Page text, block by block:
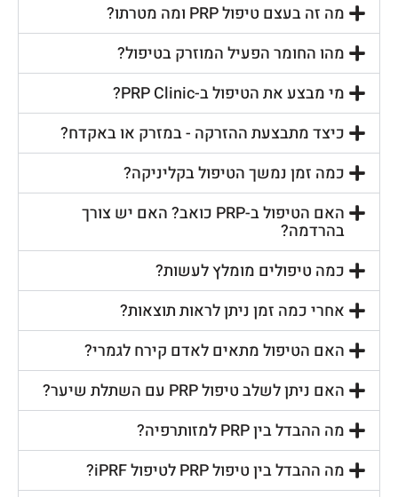
מה זה בעצם טיפול PRP ומה מטרתו?
מהו החומר הפעיל המוזרק בטיפול?
מי מבצע את הטיפול ב-PRP Clinic?
כיצד מתבצעת ההזרקה - במזרק או באקדח?
כמה זמן נמשך הטיפול בקליניקה?
האם הטיפול ב-PRP כואב? האם יש צורך
בהרדמה?
כמה טיפולים מומלץ לעשות?
אחרי כמה זמן ניתן לראות תוצאות?
האם הטיפול מתאים לאדם קירח לגמרי?
האם ניתן לשלב טיפול PRP עם השתלת שיער?
מה ההבדל בין PRP למזותרפיה?
מה ההבדל בין טיפול PRP לטיפול iPRF?